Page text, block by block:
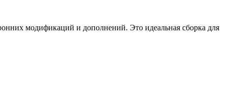
модификаций и дополнений. Это идеальная сборка для